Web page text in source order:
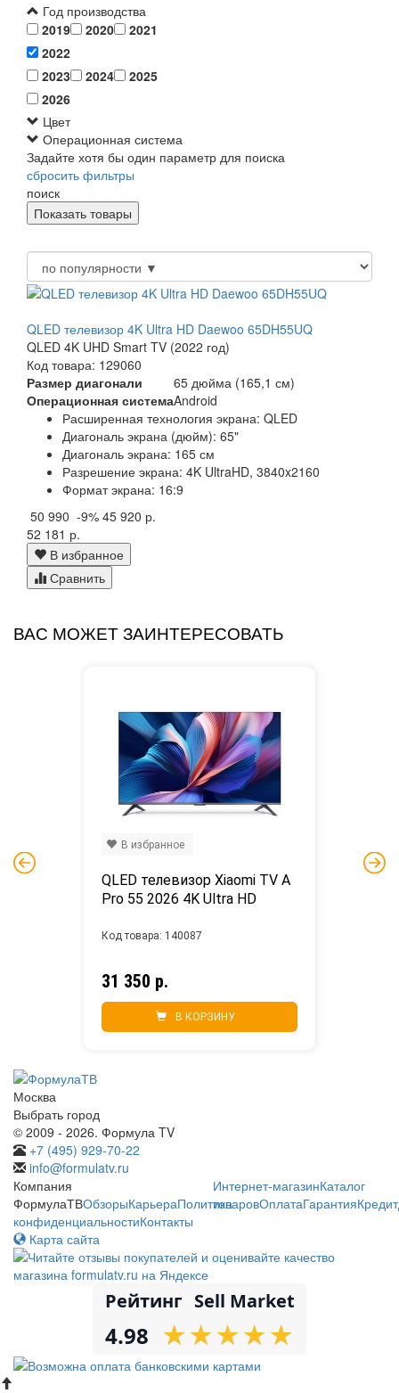
Год производства
2019
2020
2021
2022
2023
2024
2025
2026
Цвет
Операционная система
Задайте хотя бы один параметр для поиска
сбросить фильтры
поиск
QLED телевизор 4K Ultra HD Daewoo 65DH55UQ
QLED 4K UHD Smart TV (2022 год)
Код товара: 129060
Размер диагонали
65 дюйма (165,1 см)
Операционная системаAndroid
Расширенная технология экрана: QLED
Диагональ экрана (дюйм): 65"
Диагональ экрана: 165 см
Разрешение экрана: 4K UltraHD, 3840x2160
Формат экрана: 16:9
50 990 -9% 45 920 р.
52 181 р.
В избранное
Сравнить
ВАС МОЖЕТ ЗАИНТЕРЕСОВАТЬ
QLED телевизор Xiaomi TV A
Pro 55 2026 4K Ultra HD
31 350 р.
В КОРЗИНУ
Код товара: 140087
В избранное
Москва
Выбрать город
© 2009 - 2026. Формула TV
+7 (495) 929-70-22
info@formulatv.ru
Компания
ФормулаТВОбзорыКарьераПолитика
конфиденциальностиКонтакты
Интернет-магазинКаталог
товаровОплатаГарантияКредит
Карта сайта
Рейтинг Sell Market
4.98 ★
★★
★★
★★
★★
★